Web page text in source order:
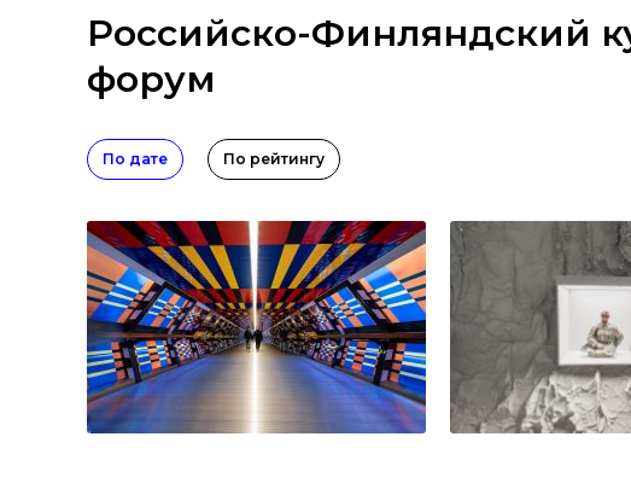
Российско-Финляндский
форум
По дате По рейтингу